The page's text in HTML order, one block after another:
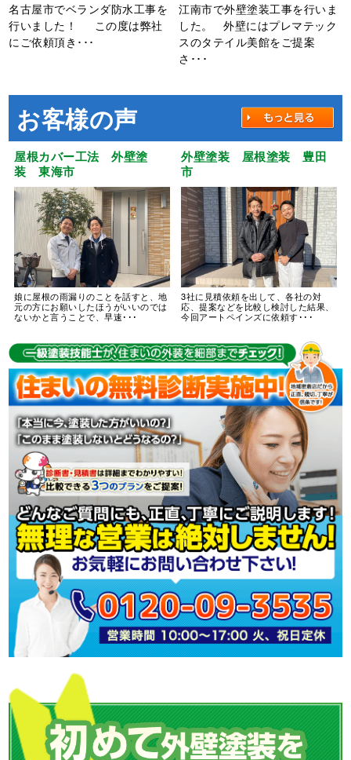
名古屋市でベランダ防水工事を
行いました！ この度は弊社
にご依頼頂き･･･
江南市で外壁塗装工事を行いま
した。 外壁にはプレマテック
スのタテイル美館をご提案
さ･･･
お客様の声
屋根カバー工法 外壁塗
装 東海市
娘に屋根の雨漏りのことを話すと、地
元の方にお願いしたほうがいいのでは
ないかと言うことで、早速･･･
外壁塗装 屋根塗装 豊田
市
3社に見積依頼を出して、各社の対
応、提案などを比較し検討した結果、
今回アートペインズに依頼す･･･